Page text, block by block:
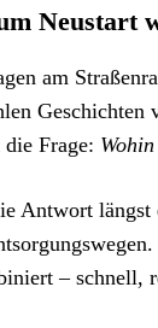
Neustart
am
Geschichten
Frage:
Antwort
– schnell,